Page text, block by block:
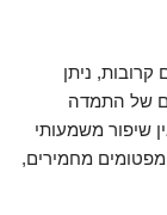
ניתן
של התמדה
שיפור משמעותי
מחמירים,